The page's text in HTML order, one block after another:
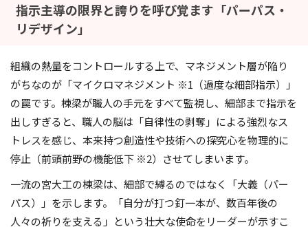
指示主導の限界と誇りを呼び覚ます「パーパス・
リデザイン」
組織の熱量をコントロールする上で、マネジメント層が陥り
がちなのが「マイクロマネジメント ※1（過度な細部指示）」
の罠です。棟梁が職人の手元をすべて監視し、細部まで指示を
出しすぎると、職人の脳は「自律性の剥奪」による強烈なス
トレスを感じ、本来持つ創造性や技術への探究心を物理的に
停止（前頭前野の機能低下 ※2）させてしまいます。
一流の宮大工の棟梁は、細部で縛るのではなく「大義（パー
パス）」を示します。「自分が打つ釘一本が、数百年後の
人々の祈りを支える」という壮大な使命をリーダーが示すこ